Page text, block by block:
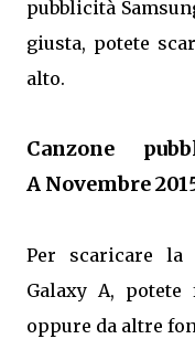
pubblicità
giusta, potete
alto.
Canzone
A Novembre
Per scaricare la
Galaxy A,
oppure da altre